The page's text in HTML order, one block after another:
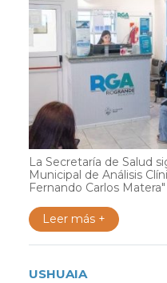
La Secretaría de Salud
Municipal de Análisis
Fernando Carlos
Leer más +
USHUAIA